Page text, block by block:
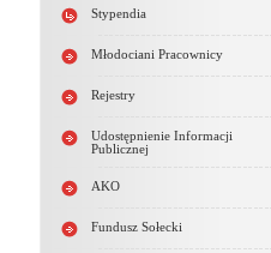
Stypendia
Młodociani Pracownicy
Rejestry
Udostępnienie Informacji
Publicznej
AKO
Fundusz Sołecki